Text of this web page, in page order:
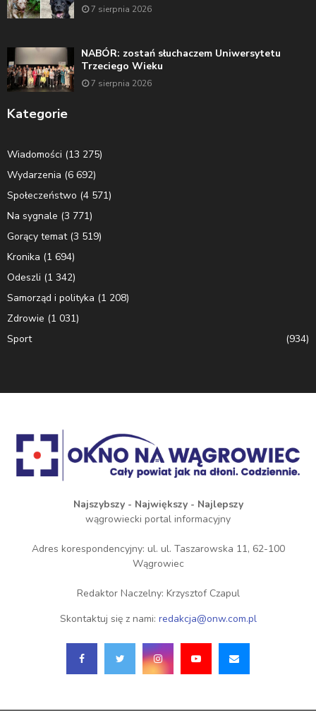
7 sierpnia 2026
NABÓR: zostań słuchaczem Uniwersytetu
Trzeciego Wieku
7 sierpnia 2026
Kategorie
Wiadomości (13 275)
Wydarzenia (6 692)
Społeczeństwo (4 571)
Na sygnale (3 771)
Gorący temat(3 519)
Kronika (1 694)
Odeszli (1 342)
Samorząd i polityka (1 208)
Zdrowie (1 031)
Sport
(934)
Najszybszy - Największy - Najlepszy
wągrowiecki portal informacyjny
Adres korespondencyjny: ul. ul. Taszarowska 11, 62-100
Wągrowiec
Redaktor Naczelny: Krzysztof Czapul
Skontaktuj się z nami: redakcja@onw.com.pl